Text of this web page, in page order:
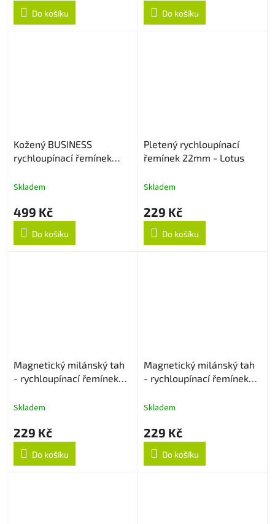
Do košíku Do košíku
Kožený BUSINESS
rychloupínací řemínek
Skladem
499 Kč
Do košíku
Pletený rychloupínací
řemínek 22mm - Lotus
Skladem
229 Kč
Do košíku
Magnetický milánský tah
- rychloupínací řemínek
Skladem
229 Kč
Do košíku
Magnetický milánský tah
- rychloupínací řemínek
Skladem
229 Kč
Do košíku